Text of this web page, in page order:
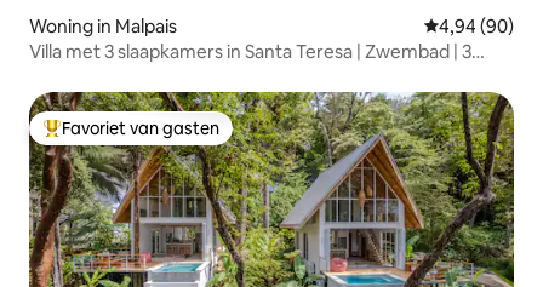
Woning in Malpais Gemiddelde
4,94 (90)
Villa met 3 slaapkamers in Santa Teresa | Zwembad | 3
Topfavoriet van gasten
Favoriet van gasten